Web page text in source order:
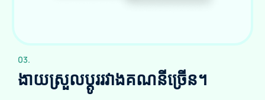
03.
ងាយស្រួលប្តូររវាងគណនីច្រើន។